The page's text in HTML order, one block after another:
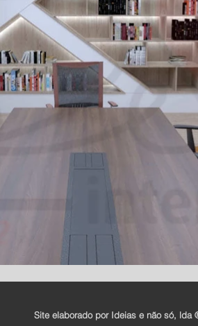
Site elaborado por Ideias e não só, lda